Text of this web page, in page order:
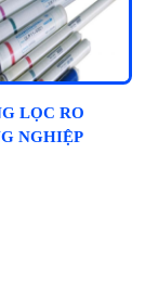
LỌC RO
NGHIỆP